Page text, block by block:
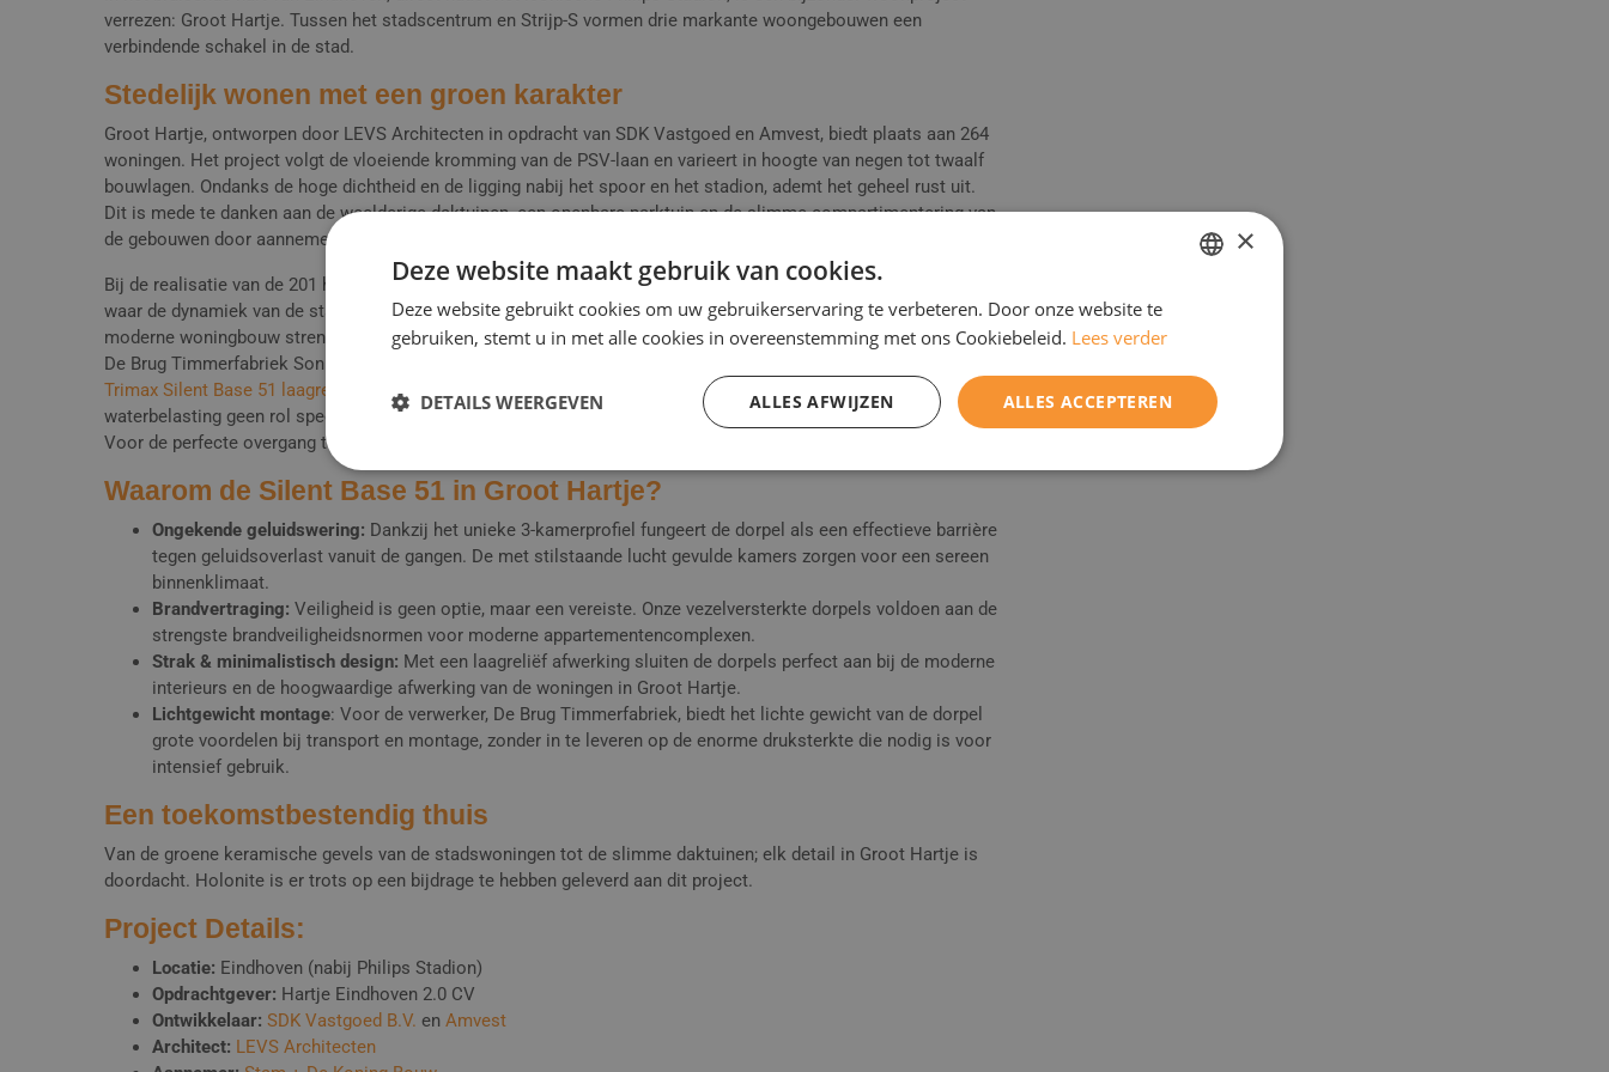
verrezen: Groot Hartje. Tussen het stadscentrum en Strijp-S vormen drie markante woongebouwen een
verbindende schakel in de stad.
Stedelijk wonen met een groen karakter
Groot Hartje, ontworpen door LEVS Architecten in opdracht van SDK Vastgoed en Amvest, biedt plaats aan 264
woningen. Het project volgt de vloeiende kromming van de PSV-laan en varieert in hoogte van negen tot twaalf
bouwlagen. Ondanks de hoge dichtheid en de ligging nabij het spoor en het stadion, ademt het geheel rust uit.
Dit is mede te danken aan de weelderige daktuinen, een openbare parktuin en de slimme compartimentering van
de gebouwen door aannemer Stam + De Koning Bouw.
Bij de realisatie van de 201 huur- en 63 koopwoningen stond wooncomfort centraal. In een stedelijke omgeving
waar de dynamiek van de stad altijd voelbaar is, is geluidswering binnenshuis cruciaal. Daarnaast stelt de
moderne woningbouw strenge eisen aan brandveiligheid.
De Brug Timmerfabriek Son BV, verantwoordelijk voor de kozijnen in dit project, koos daarom voor de
Trimax Silent Base 51 laagreliëfdorpels
. Deze dorpels zijn specifiek ontwikkeld voor inpandige situaties waar
waterbelasting geen rol speelt, maar waar akoestische isolatie en brandvertraging de hoogste prioriteit hebben.
Voor de perfecte overgang tussen de publieke hal en de private woning.
Waarom de Silent Base 51 in Groot Hartje?
Ongekende geluidswering: Dankzij het unieke 3-kamerprofiel fungeert de dorpel als een effectieve barrière
tegen geluidsoverlast vanuit de gangen. De met stilstaande lucht gevulde kamers zorgen voor een sereen
binnenklimaat.
Brandvertraging: Veiligheid is geen optie, maar een vereiste. Onze vezelversterkte dorpels voldoen aan de
strengste brandveiligheidsnormen voor moderne appartementencomplexen.
Strak & minimalistisch design: Met een laagreliëf afwerking sluiten de dorpels perfect aan bij de moderne
interieurs en de hoogwaardige afwerking van de woningen in Groot Hartje.
Lichtgewicht montage: Voor de verwerker, De Brug Timmerfabriek, biedt het lichte gewicht van de dorpel
grote voordelen bij transport en montage, zonder in te leveren op de enorme druksterkte die nodig is voor
intensief gebruik.
Een toekomstbestendig thuis
Van de groene keramische gevels van de stadswoningen tot de slimme daktuinen; elk detail in Groot Hartje is
doordacht. Holonite is er trots op een bijdrage te hebben geleverd aan dit project.
Project Details:
Locatie: Eindhoven (nabij Philips Stadion)
Opdrachtgever: Hartje Eindhoven 2.0 CV
Ontwikkelaar: SDK Vastgoed B.V. en Amvest
Architect: LEVS Architecten
×
Deze website maakt gebruik van cookies.
Deze website gebruikt cookies om uw gebruikerservaring te verbeteren. Door onze website te
gebruiken, stemt u in met alle cookies in overeenstemming met ons Cookiebeleid. Lees verder
ALLES ACCEPTEREN
ALLES AFWIJZEN
DETAILS WEERGEVEN